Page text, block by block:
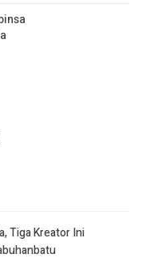
Tiga Kreator Ini